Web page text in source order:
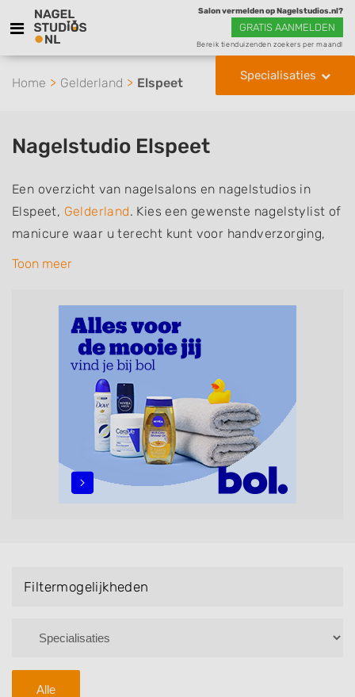
Salon vermelden op Nagelstudios.nl?
GRATIS AANMELDEN
Bereik tienduizenden zoekers per maand!
Specialisaties
Home Gelderland Elspeet
Nagelstudio Elspeet
Een overzicht van nagelsalons en nagelstudios in
Elspeet, Gelderland. Kies een gewenste nagelstylist of
manicure waar u terecht kunt voor handverzorging,
nagelverzorging en soms ook voetverzorging. De
French Manicure, Acrylnagels, Gelnagels, Nailart,
Parrafinebehandeling, 3D Nailart, Bruidsnagels en
Handmassage. U kunt de zoekresultaten filteren met
behulp van de specialisatie filter en u vindt
zoekresultaten in iedere wijk (noord, oost, zuid, west
en het centrum) van Elspeet.
Toon meer
Filtermogelijkheden
Alle